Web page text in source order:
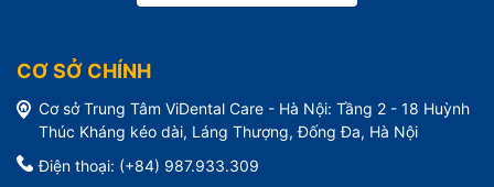
CƠ SỞ CHÍNH
Cơ sở Trung Tâm ViDental Care - Hà Nội: Tầng 2 - 18 Huỳnh
Thúc Kháng kéo dài, Láng Thượng, Đống Đa, Hà Nội
Điện thoại: (+84) 987.933.309